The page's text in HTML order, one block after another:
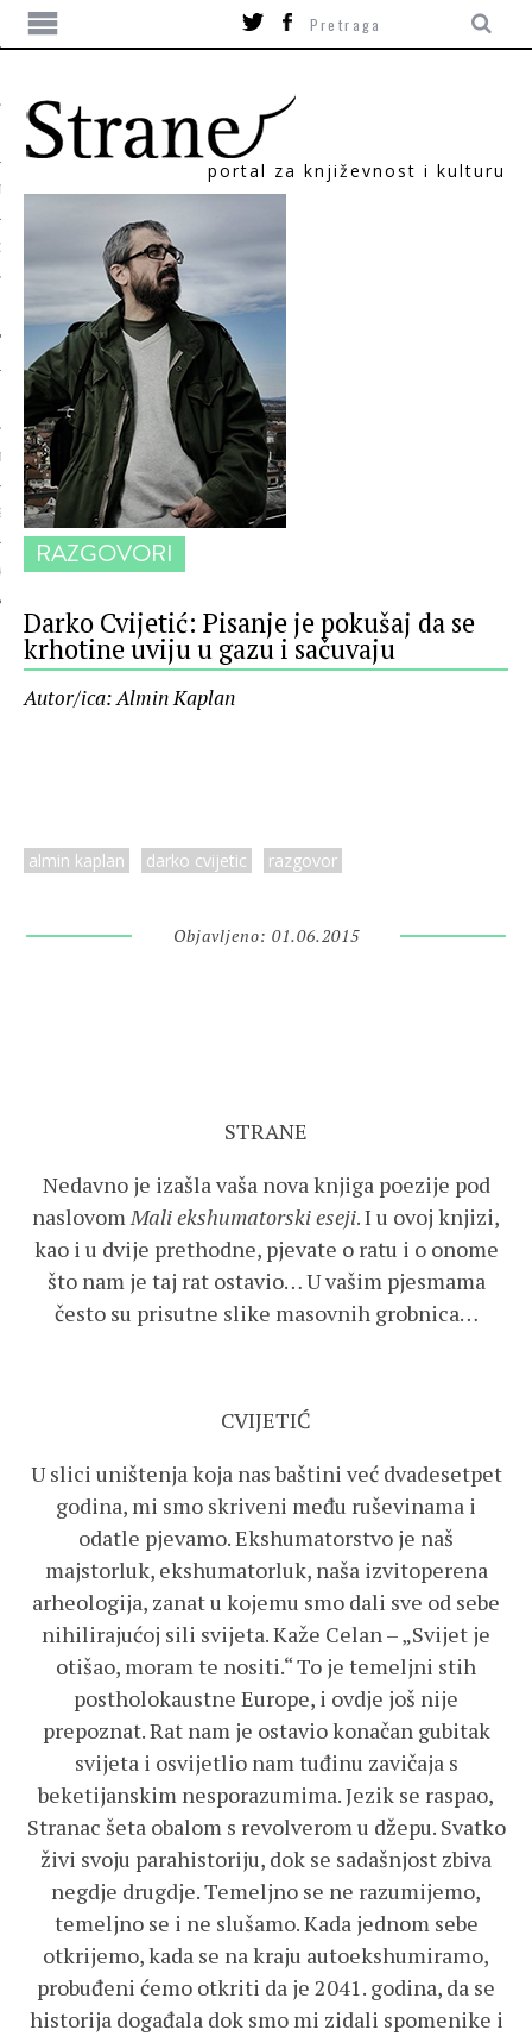
portal za književnost i kulturu
RAZGOVORI
Darko Cvijetić: Pisanje je pokušaj da se
krhotine uviju u gazu i sačuvaju
Autor/ica: Almin Kaplan
almin kaplan darko cvijetic razgovor
Objavljeno: 01.06.2015
STRANE
Nedavno je izašla vaša nova knjiga poezije pod
naslovomMali ekshumatorski eseji. I u ovoj knjizi,
kao i u dvije prethodne, pjevate o ratu i o onome
što nam je taj rat ostavio… U vašim pjesmama
često su prisutne slike masovnih grobnica…
CVIJETIĆ
U slici uništenja koja nas baštini već dvadesetpet
godina, mi smo skriveni među ruševinama i
odatle pjevamo. Ekshumatorstvo je naš
majstorluk, ekshumatorluk, naša izvitoperena
arheologija, zanat u kojemu smo dali sve od sebe
nihilirajućoj sili svijeta. Kaže Celan – „Svijet je
otišao, moram te nositi.“ To je temeljni stih
postholokaustne Europe, i ovdje još nije
prepoznat. Rat nam je ostavio konačan gubitak
svijeta i osvijetlio nam tuđinu zavičaja s
beketijanskim nesporazumima. Jezik se raspao,
Stranac šeta obalom s revolverom u džepu. Svatko
živi svoju parahistoriju, dok se sadašnjost zbiva
negdje drugdje. Temeljno se ne razumijemo,
temeljno se i ne slušamo. Kada jednom sebe
otkrijemo, kada se na kraju autoekshumiramo,
probuđeni ćemo otkriti da je 2041. godina, da se
historija događala dok smo mi zidali spomenike i